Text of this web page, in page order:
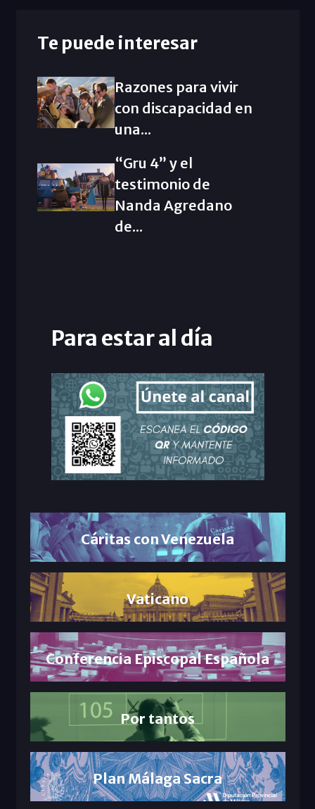
Te puede interesar
Razones para vivir
con discapacidad en
una...
“Gru 4” y el
testimonio de
Nanda Agredano
de...
Para estar al día
Cáritas con Venezuela
Vaticano
Conferencia Episcopal Española
Por tantos
Plan Málaga Sacra